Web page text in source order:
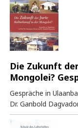
Die Zukunft
Mongolei?
Gespräche in
Dr. Ganbold